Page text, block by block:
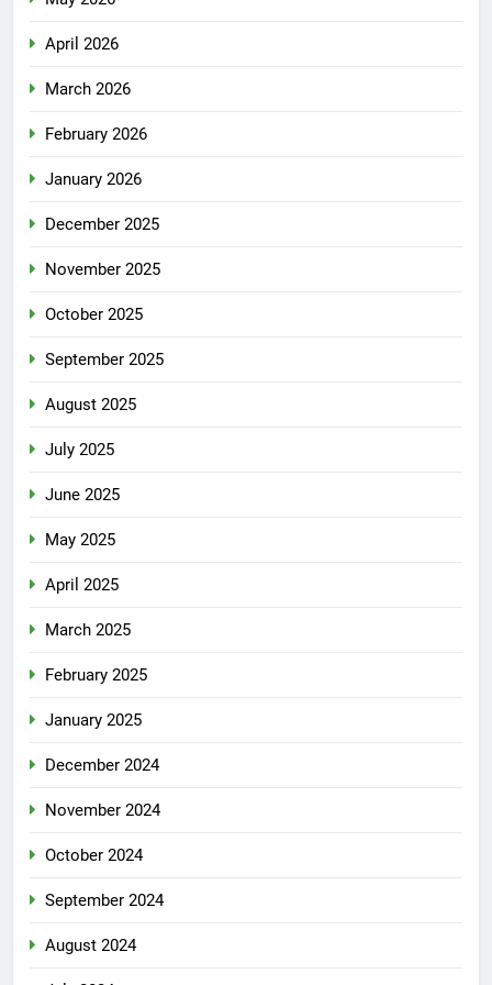
April 2026
March 2026
February 2026
January 2026
December 2025
November 2025
October 2025
September 2025
August 2025
July 2025
June 2025
May 2025
April 2025
March 2025
February 2025
January 2025
December 2024
November 2024
October 2024
September 2024
August 2024